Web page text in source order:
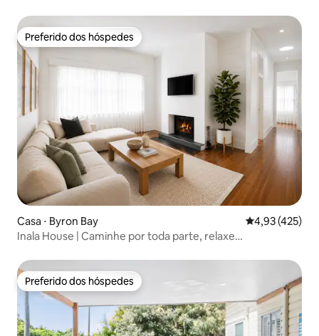
Preferido dos hóspedes
Preferido dos hóspedes
Casa ⋅ Byron Bay 4,93 de uma
4,93 (425)
Inala House | Caminhe por toda parte, relaxe
Preferido dos hóspedes
Preferido dos hóspedes